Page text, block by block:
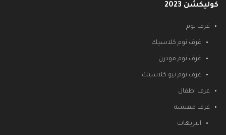
كوليكشن 2023
غرف نوم
غرف نوم كلاسيك
غرف نوم مودرن
غرف نوم نيو كلاسيك
غرف اطفال
غرف معيشه
انتريهات